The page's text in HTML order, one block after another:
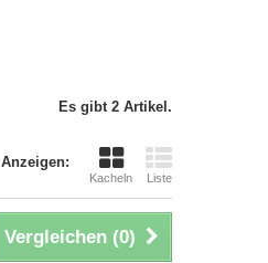
Es gibt 2 Artikel.
Anzeigen:
Kacheln Liste
Vergleichen (0)